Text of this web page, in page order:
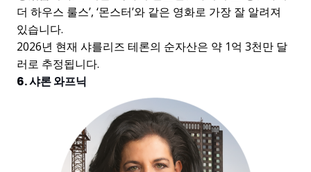
더 하우스 룰스’, ‘몬스터’와 같은 영화로 가장 잘 알려져
있습니다.
2026년 현재 샤를리즈 테론의 순자산은 약 1억 3천만 달
러로 추정됩니다.
6. 샤론 와프닉